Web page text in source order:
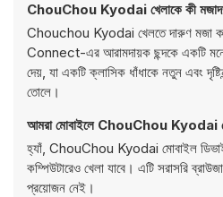
ChouChou Kyodai খেলাকে কী
Chouchou Kyodai খেলতে দারুণ মজা
Connect-এর আরামদায়ক ছন্দকে একটি
দেয়, যা একটি ক্লাসিক ধাঁধাকে নতুন এবং
তোলে।
আমরা মোবাইলে ChouChou Kyodai
হ্যাঁ, ChouChou Kyodai মোবাইল
কম্পিউটারেও খেলা যাবে। এটি সরাসরি
প্রয়োজন নেই।